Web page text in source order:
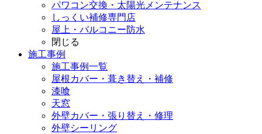
パワコン交換・太陽光メンテナンス
しっくい補修専門店
屋上・バルコニー防水
閉じる
施工事例
施工事例一覧
屋根カバー・葺き替え・補修
漆喰
天窓
外壁カバー・張り替え・修理
外壁シーリング